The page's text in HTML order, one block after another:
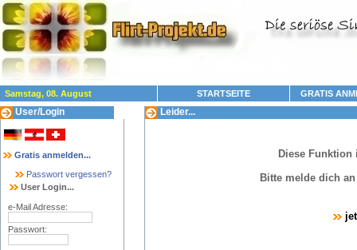
Samstag, 08. August STARTSEITE GRATIS
User/Login
Gratis anmelden...
Passwort vergessen?
User Login...
e-Mail Adresse:
Passwort:
Leider...
Diese
Bitte melde dich